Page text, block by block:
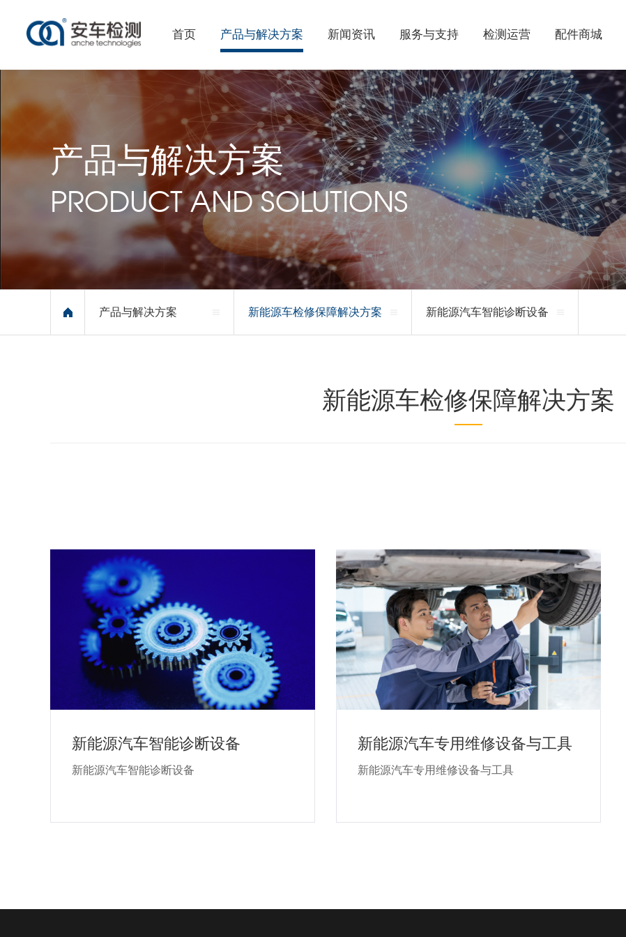
首页 产品与解决方案 新闻资讯 服务与支持 检测运营 配件商城
产品与解决方案
PRODUCT AND SOLUTIONS
产品与解决方案 新能源车检修保障解决方案 新能源汽车智能诊断设备
新能源车检修保障解决方案
新能源汽车智能诊断设备
新能源汽车智能诊断设备
新能源汽车专用维修设备与工具
新能源汽车专用维修设备与工具